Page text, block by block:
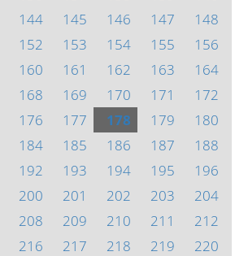
144 145 146 147
148
152 153 154 155
156
160 161 162 163
164
168 169 170 171
172
176 177 178 179
180
184 185 186 187
188
192 193 194 195
196
200 201 202 203
204
208 209 210 211
212
216 217 218 219
220